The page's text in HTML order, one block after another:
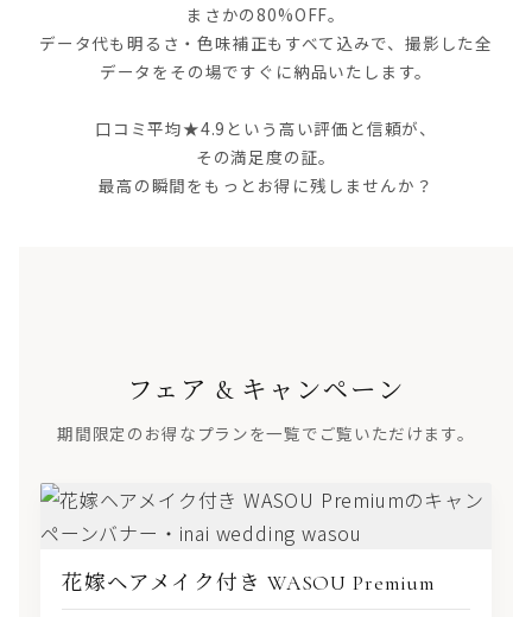
まさかの80%OFF。
データ代も明るさ・色味補正もすべて込みで、撮影した全
データをその場ですぐに納品いたします。
口コミ平均★4.9という高い評価と信頼が、
その満足度の証。
最高の瞬間をもっとお得に残しませんか？
フェア & キャンペーン
期間限定のお得なプランを一覧でご覧いただけます。
花嫁ヘアメイク付き WASOU Premium